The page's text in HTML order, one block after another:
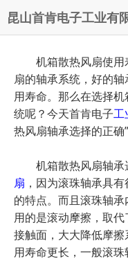
昆山首肯电子工业有
机箱散热风扇使用
扇的轴承系统，好的
用寿命。那么在选择
统呢？今天首肯电子工
热风扇轴承选择的正确”
机箱散热风扇轴承
扇 ，因为滚珠轴承具
的特点。而且滚珠轴
用的是滚动摩擦，取
接触面，大大降低摩
用寿命更长，一般滚